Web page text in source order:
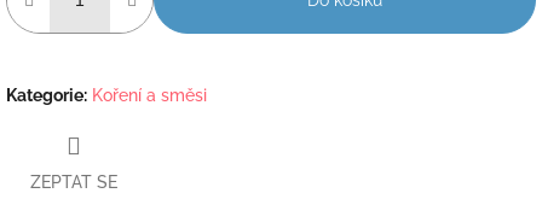
Kategorie: Koření a směsi
ZEPTAT SE